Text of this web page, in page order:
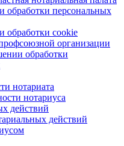
обработки персональных
обработки cookie
организации
обработки
нотариата
нотариуса
действий
действий